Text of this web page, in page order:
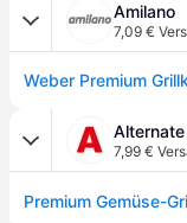
Amilano
7,09 €
Weber Premium
Alternate
7,99 €